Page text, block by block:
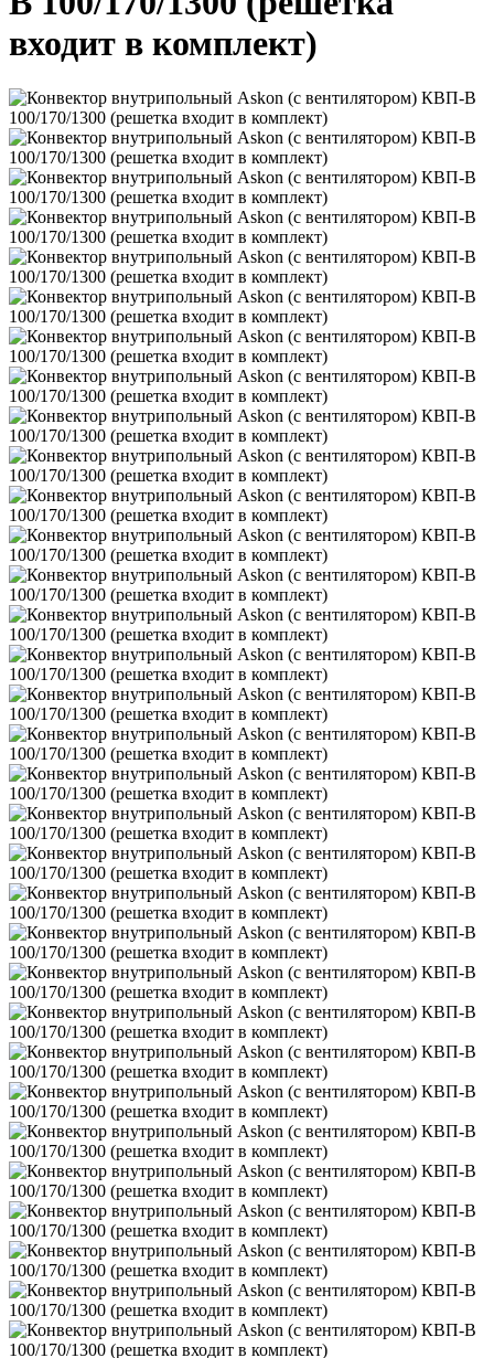
входит в комплект)